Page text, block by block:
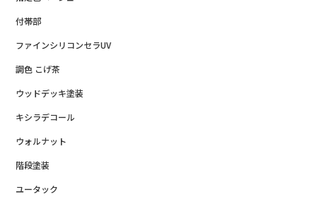
付帯部
ファインシリコンセラUV
調色 こげ茶
ウッドデッキ塗装
キシラデコール
ウォルナット
階段塗装
ユータック